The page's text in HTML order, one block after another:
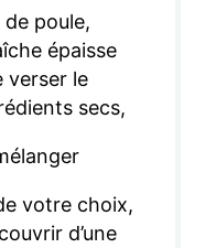
poule,
épaisse
verser le
secs,
votre choix,
d’une